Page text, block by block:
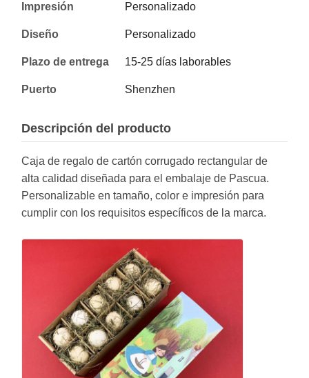
Impresión Personalizado
Diseño Personalizado
Plazo de entrega 15-25 días laborables
Puerto Shenzhen
Descripción del producto
Caja de regalo de cartón corrugado rectangular de
alta calidad diseñada para el embalaje de Pascua.
Personalizable en tamaño, color e impresión para
cumplir con los requisitos específicos de la marca.